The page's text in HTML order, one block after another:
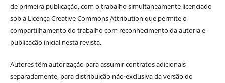
de primeira publicação, com o trabalho simultaneamente licenciado
sob a Licença Creative Commons Attribution que permite o
compartilhamento do trabalho com reconhecimento da autoria e
publicação inicial nesta revista.
Autores têm autorização para assumir contratos adicionais
separadamente, para distribuição não-exclusiva da versão do